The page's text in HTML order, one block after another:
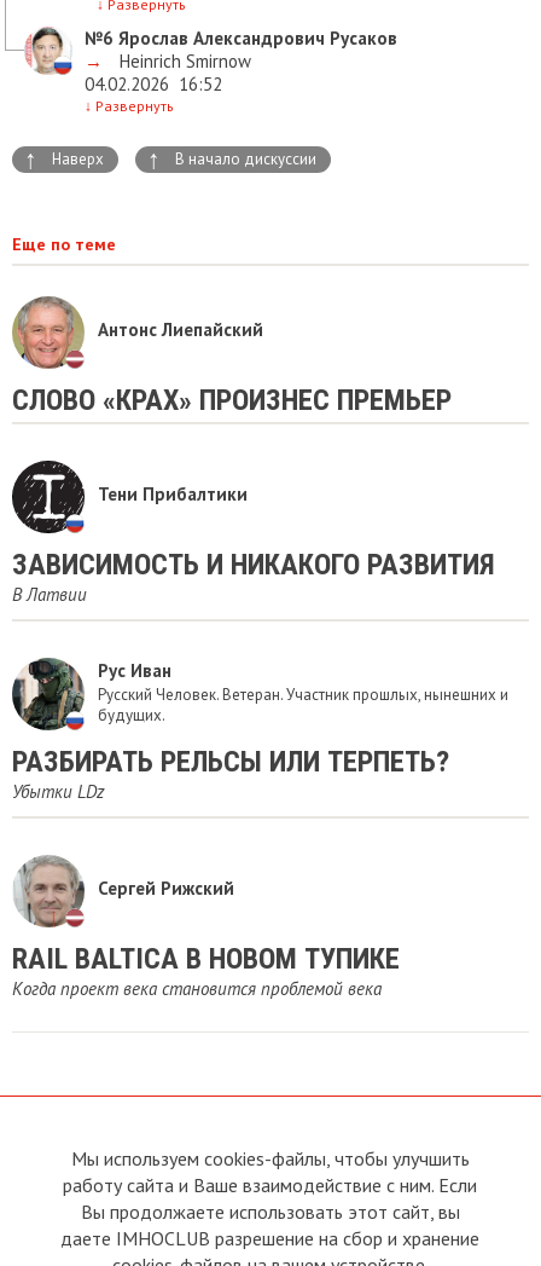
↓ Развернуть
№6 Ярослав Александрович Русаков
→
Heinrich Smirnow
04.02.2026 16:52
↓ Развернуть
↑ Наверх ↑ В начало дискуссии
Еще по теме
Антонс Лиепайский
СЛОВО «КРАХ» ПРОИЗНЕС ПРЕМЬЕР
Тени Прибалтики
ЗАВИСИМОСТЬ И НИКАКОГО РАЗВИТИЯ
В Латвии
Рус Иван
Русский Человек. Ветеран. Участник прошлых, нынешних и
будущих.
РАЗБИРАТЬ РЕЛЬСЫ ИЛИ ТЕРПЕТЬ?
Убытки LDz
Сергей Рижский
RAIL BALTICA В НОВОМ ТУПИКЕ
Когда проект века становится проблемой века
О сайте
Условия пользования
Политика конфиденциальности
Прямая связь с
Председателем
Прямая связь c членами клуба
Реклама
Мы используем cookies-файлы, чтобы улучшить
работу сайта и Ваше взаимодействие с ним. Если
Вы продолжаете использовать этот сайт, вы
даете IMHOCLUB разрешение на сбор и хранение